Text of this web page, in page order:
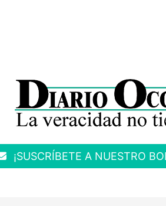
¡SUSCRÍBETE A NUESTRO